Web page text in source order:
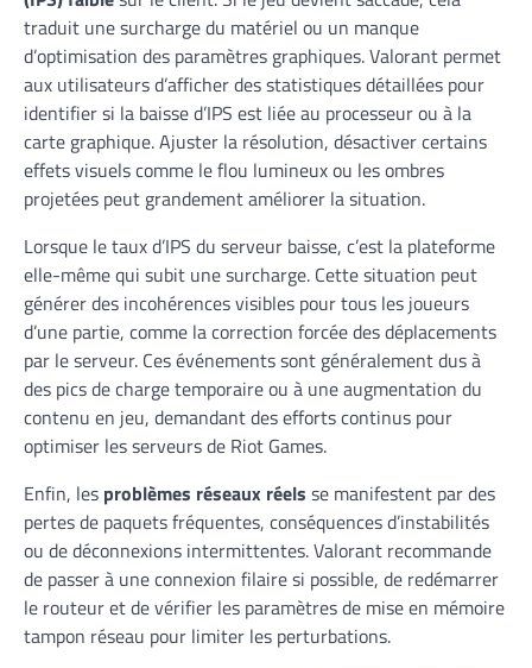
traduit une surcharge du matériel ou un manque
d’optimisation des paramètres graphiques. Valorant permet
aux utilisateurs d’afficher des statistiques détaillées pour
identifier si la baisse d’IPS est liée au processeur ou à la
carte graphique. Ajuster la résolution, désactiver certains
effets visuels comme le flou lumineux ou les ombres
projetées peut grandement améliorer la situation.
Lorsque le taux d’IPS du serveur baisse, c’est la plateforme
elle-même qui subit une surcharge. Cette situation peut
générer des incohérences visibles pour tous les joueurs
d’une partie, comme la correction forcée des déplacements
par le serveur. Ces événements sont généralement dus à
des pics de charge temporaire ou à une augmentation du
contenu en jeu, demandant des efforts continus pour
optimiser les serveurs de Riot Games.
Enfin, les problèmes réseaux réels se manifestent par des
pertes de paquets fréquentes, conséquences d’instabilités
ou de déconnexions intermittentes. Valorant recommande
de passer à une connexion filaire si possible, de redémarrer
le routeur et de vérifier les paramètres de mise en mémoire
tampon réseau pour limiter les perturbations.